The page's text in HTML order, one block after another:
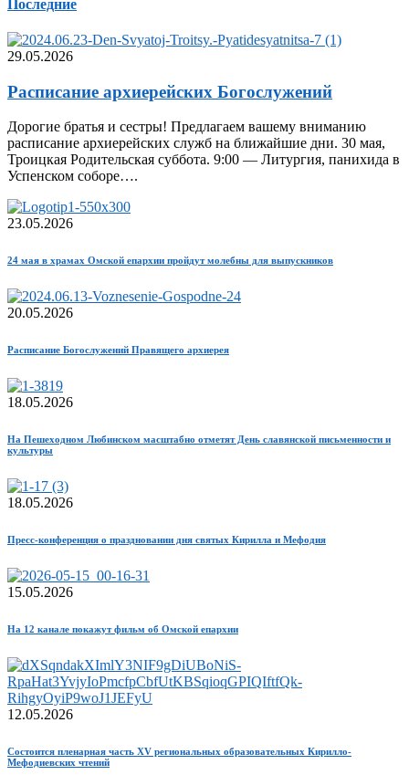
Последние
29.05.2026
Расписание архиерейских Богослужений
Дорогие братья и сестры! Предлагаем вашему вниманию
расписание архиерейских служб на ближайшие дни. 30 мая,
Троицкая Родительская суббота. 9:00 — Литургия, панихида в
Успенском соборе….
23.05.2026
24 мая в храмах Омской епархии пройдут молебны для выпускников
20.05.2026
Расписание Богослужений Правящего архиерея
18.05.2026
На Пешеходном Любинском масштабно отметят День славянской письменности и
культуры
18.05.2026
Пресс-конференция о праздновании дня святых Кирилла и Мефодия
15.05.2026
На 12 канале покажут фильм об Омской епархии
12.05.2026
Состоится пленарная часть XV региональных образовательных Кирилло-
Мефодиевских чтений